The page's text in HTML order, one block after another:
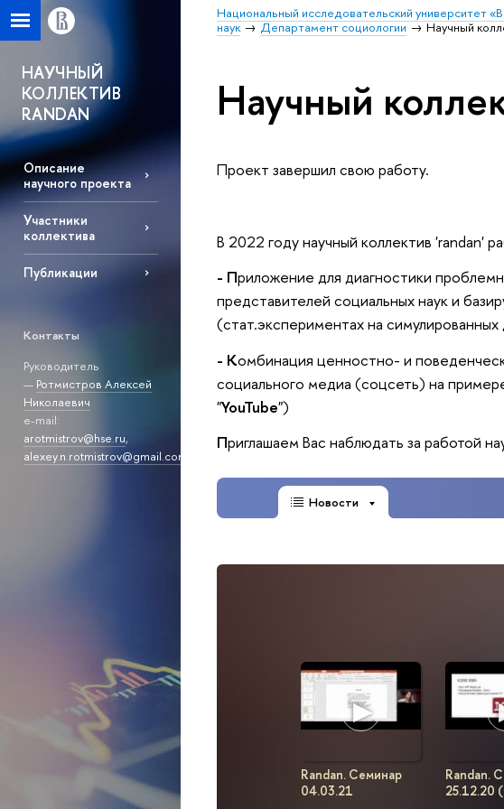
Национальный исследовательский университет
наук
Департамент социологии Научный
НАУЧНЫЙ
КОЛЛЕКТИВ
RANDAN
Описание
научного проекта
Участники
коллектива
Публикации
Контакты
Руководитель
— Ротмистров Алексей
Николаевич
e-mail:
arotmistrov@hse.ru,
alexey.n.rotmistrov@gmail.com
Научный
Проект завершил свою работу.
В 2022 году научный коллектив 'randan'
- Приложение для диагностики
представителей социальных наук и
(стат.экспериментах на
- Комбинация ценностно- и
социального медиа (соцсеть) на
"YouTube")
Приглашаем Вас наблюдать за работой
Новости
Randan. Семинар
04.03.21
Randan.
25.12.20